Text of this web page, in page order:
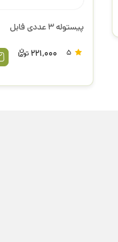
پیستوله 3 عددی فابل
221,000